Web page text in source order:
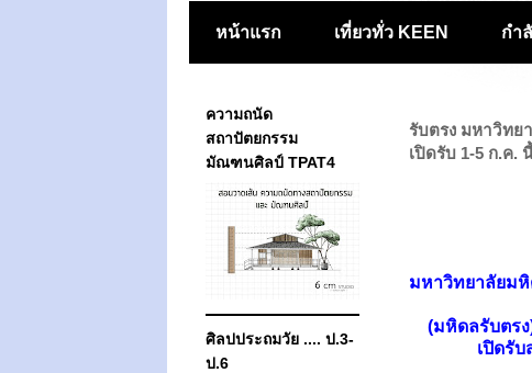
หน้าแรก เที่ยวทั่ว KEEN กำ
รับตรง มหาวิทย
เปิดรับ 1-5 ก.ค. นี้
มหาวิทยาลัยม
(มหิดลรับตร
เปิดรั
ความถนัด
สถาปัตยกรรม
มัณฑนศิลป์ TPAT4
ศิลปประถมวัย .... ป.3-
ป.6